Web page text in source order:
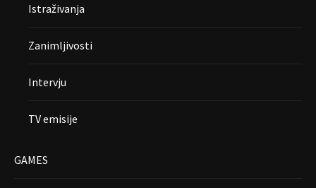
Istraživanja
Zanimljivosti
Intervju
TV emisije
GAMES